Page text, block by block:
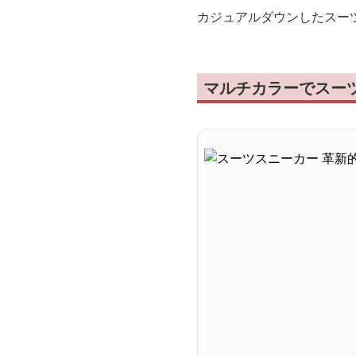
カジュアルダウンしたス
マルチカラーでスー